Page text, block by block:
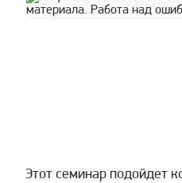
Этот семинар подойдет